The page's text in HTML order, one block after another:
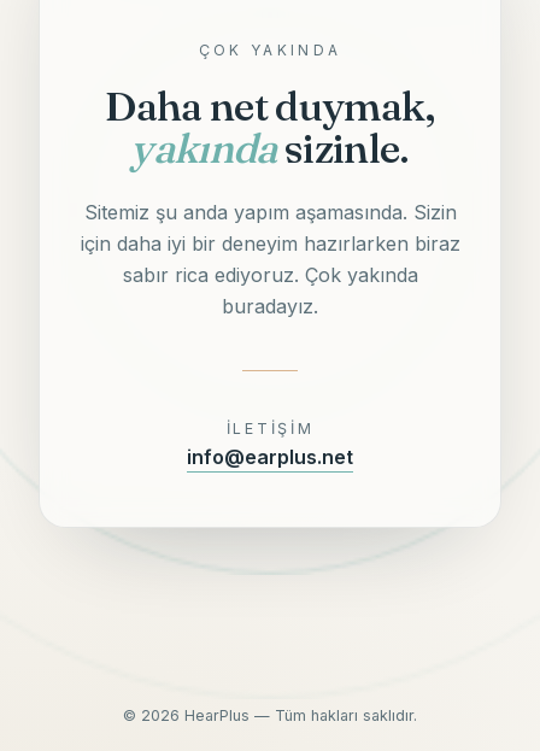
ÇOK YAKINDA
Daha net duymak,
yakındasizinle.
Sitemiz şu anda yapım aşamasında. Sizin
için daha iyi bir deneyim hazırlarken biraz
sabır rica ediyoruz. Çok yakında
buradayız.
İLETIŞIM
info@earplus.net
© 2026 HearPlus — Tüm hakları saklıdır.